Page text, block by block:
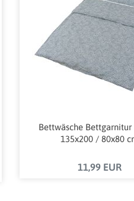
Bettwäsche
135x200 / 80x80
11,99 EUR